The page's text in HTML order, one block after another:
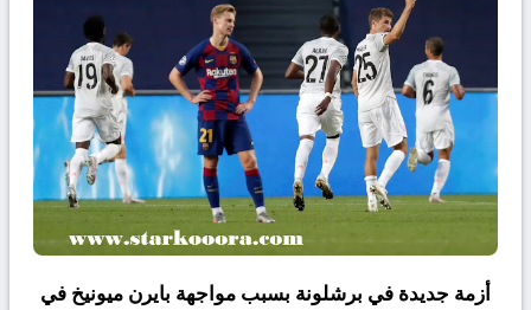
أزمة جديدة في برشلونة بسبب مواجهة بايرن ميونيخ في